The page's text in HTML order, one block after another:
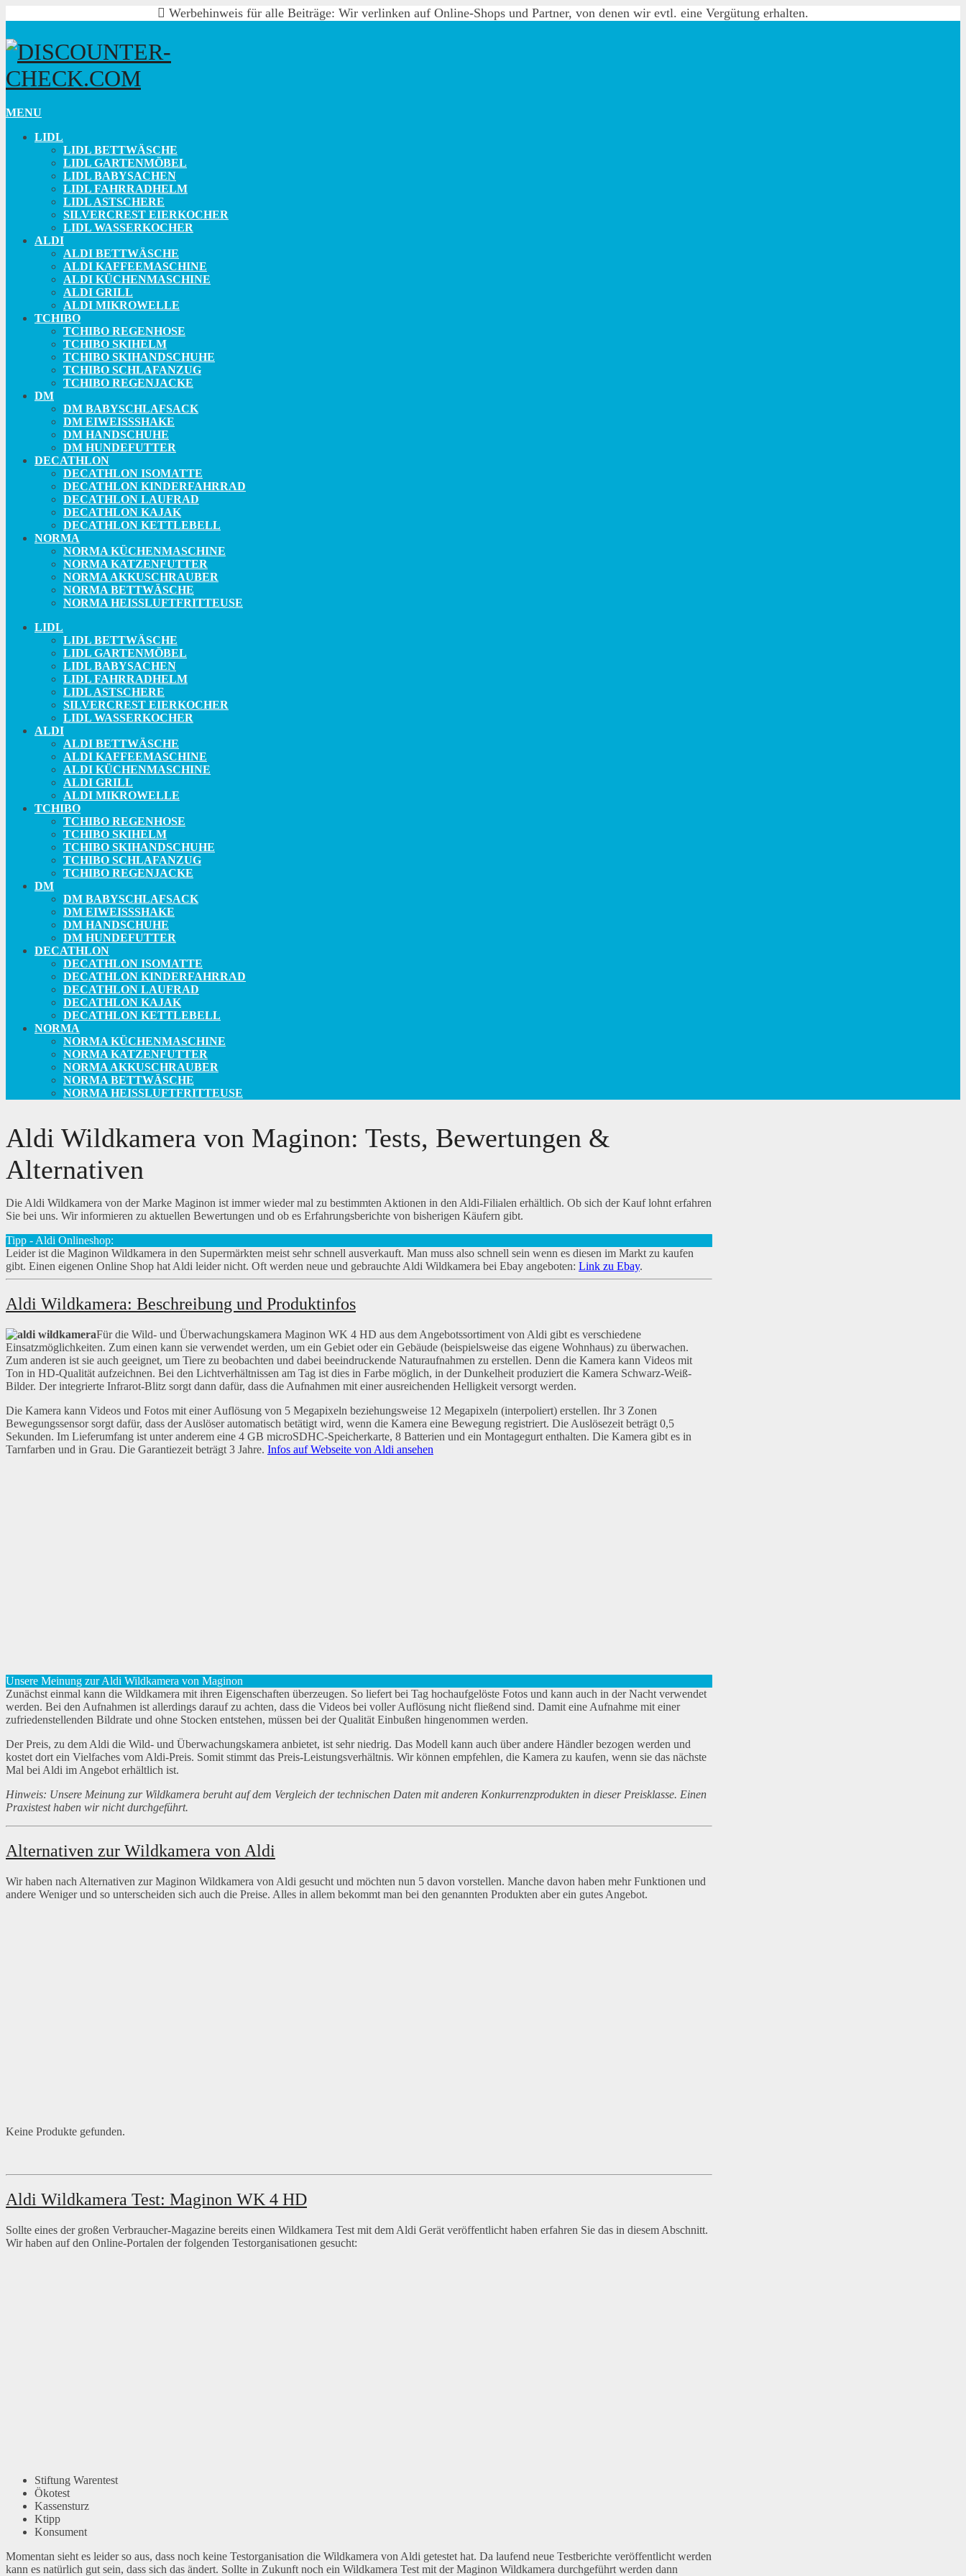
Werbehinweis für alle Beiträge: Wir verlinken auf Online-Shops und Partner, von denen wir evtl. eine Vergütung erhalten.
MENU
LIDL
LIDL BETTWÄSCHE
LIDL GARTENMÖBEL
LIDL BABYSACHEN
LIDL FAHRRADHELM
LIDL ASTSCHERE
SILVERCREST EIERKOCHER
LIDL WASSERKOCHER
ALDI
ALDI BETTWÄSCHE
ALDI KAFFEEMASCHINE
ALDI KÜCHENMASCHINE
ALDI GRILL
ALDI MIKROWELLE
TCHIBO
TCHIBO REGENHOSE
TCHIBO SKIHELM
TCHIBO SKIHANDSCHUHE
TCHIBO SCHLAFANZUG
TCHIBO REGENJACKE
DM
DM BABYSCHLAFSACK
DM EIWEISSSHAKE
DM HANDSCHUHE
DM HUNDEFUTTER
DECATHLON
DECATHLON ISOMATTE
DECATHLON KINDERFAHRRAD
DECATHLON LAUFRAD
DECATHLON KAJAK
DECATHLON KETTLEBELL
NORMA
NORMA KÜCHENMASCHINE
NORMA KATZENFUTTER
NORMA AKKUSCHRAUBER
NORMA BETTWÄSCHE
NORMA HEISSLUFTFRITTEUSE
LIDL
LIDL BETTWÄSCHE
LIDL GARTENMÖBEL
LIDL BABYSACHEN
LIDL FAHRRADHELM
LIDL ASTSCHERE
SILVERCREST EIERKOCHER
LIDL WASSERKOCHER
ALDI
ALDI BETTWÄSCHE
ALDI KAFFEEMASCHINE
ALDI KÜCHENMASCHINE
ALDI GRILL
ALDI MIKROWELLE
TCHIBO
TCHIBO REGENHOSE
TCHIBO SKIHELM
TCHIBO SKIHANDSCHUHE
TCHIBO SCHLAFANZUG
TCHIBO REGENJACKE
DM
DM BABYSCHLAFSACK
DM EIWEISSSHAKE
DM HANDSCHUHE
DM HUNDEFUTTER
DECATHLON
DECATHLON ISOMATTE
DECATHLON KINDERFAHRRAD
DECATHLON LAUFRAD
DECATHLON KAJAK
DECATHLON KETTLEBELL
NORMA
NORMA KÜCHENMASCHINE
NORMA KATZENFUTTER
NORMA AKKUSCHRAUBER
NORMA BETTWÄSCHE
NORMA HEISSLUFTFRITTEUSE
Aldi Wildkamera von Maginon: Tests, Bewertungen &
Alternativen
Die Aldi Wildkamera von der Marke Maginon ist immer wieder mal zu bestimmten Aktionen in den Aldi-Filialen erhältlich. Ob sich der Kauf lohnt erfahren
Sie bei uns. Wir informieren zu aktuellen Bewertungen und ob es Erfahrungsberichte von bisherigen Käufern gibt.
Tipp - Aldi Onlineshop:
Leider ist die Maginon Wildkamera in den Supermärkten meist sehr schnell ausverkauft. Man muss also schnell sein wenn es diesen im Markt zu kaufen
gibt. Einen eigenen Online Shop hat Aldi leider nicht. Oft werden neue und gebrauchte Aldi Wildkamera bei Ebay angeboten: Link zu Ebay.
Aldi Wildkamera: Beschreibung und Produktinfos
Für die Wild- und Überwachungskamera Maginon WK 4 HD aus dem Angebotssortiment von Aldi gibt es verschiedene
Einsatzmöglichkeiten. Zum einen kann sie verwendet werden, um ein Gebiet oder ein Gebäude (beispielsweise das eigene Wohnhaus) zu überwachen.
Zum anderen ist sie auch geeignet, um Tiere zu beobachten und dabei beeindruckende Naturaufnahmen zu erstellen. Denn die Kamera kann Videos mit
Ton in HD-Qualität aufzeichnen. Bei den Lichtverhältnissen am Tag ist dies in Farbe möglich, in der Dunkelheit produziert die Kamera Schwarz-Weiß-
Bilder. Der integrierte Infrarot-Blitz sorgt dann dafür, dass die Aufnahmen mit einer ausreichenden Helligkeit versorgt werden.
Die Kamera kann Videos und Fotos mit einer Auflösung von 5 Megapixeln beziehungsweise 12 Megapixeln (interpoliert) erstellen. Ihr 3 Zonen
Bewegungssensor sorgt dafür, dass der Auslöser automatisch betätigt wird, wenn die Kamera eine Bewegung registriert. Die Auslösezeit beträgt 0,5
Sekunden. Im Lieferumfang ist unter anderem eine 4 GB microSDHC-Speicherkarte, 8 Batterien und ein Montagegurt enthalten. Die Kamera gibt es in
Tarnfarben und in Grau. Die Garantiezeit beträgt 3 Jahre. Infos auf Webseite von Aldi ansehen
Unsere Meinung zur Aldi Wildkamera von Maginon
Zunächst einmal kann die Wildkamera mit ihren Eigenschaften überzeugen. So liefert bei Tag hochaufgelöste Fotos und kann auch in der Nacht verwendet
werden. Bei den Aufnahmen ist allerdings darauf zu achten, dass die Videos bei voller Auflösung nicht fließend sind. Damit eine Aufnahme mit einer
zufriedenstellenden Bildrate und ohne Stocken entstehen, müssen bei der Qualität Einbußen hingenommen werden.
Der Preis, zu dem Aldi die Wild- und Überwachungskamera anbietet, ist sehr niedrig. Das Modell kann auch über andere Händler bezogen werden und
kostet dort ein Vielfaches vom Aldi-Preis. Somit stimmt das Preis-Leistungsverhältnis. Wir können empfehlen, die Kamera zu kaufen, wenn sie das nächste
Mal bei Aldi im Angebot erhältlich ist.
Hinweis: Unsere Meinung zur Wildkamera beruht auf dem Vergleich der technischen Daten mit anderen Konkurrenzprodukten in dieser Preisklasse. Einen
Praxistest haben wir nicht durchgeführt.
Alternativen zur Wildkamera von Aldi
Wir haben nach Alternativen zur Maginon Wildkamera von Aldi gesucht und möchten nun 5 davon vorstellen. Manche davon haben mehr Funktionen und
andere Weniger und so unterscheiden sich auch die Preise. Alles in allem bekommt man bei den genannten Produkten aber ein gutes Angebot.
Keine Produkte gefunden.
Aldi Wildkamera Test: Maginon WK 4 HD
Sollte eines der großen Verbraucher-Magazine bereits einen Wildkamera Test mit dem Aldi Gerät veröffentlicht haben erfahren Sie das in diesem Abschnitt.
Wir haben auf den Online-Portalen der folgenden Testorganisationen gesucht:
Stiftung Warentest
Ökotest
Kassensturz
Ktipp
Konsument
Momentan sieht es leider so aus, dass noch keine Testorganisation die Wildkamera von Aldi getestet hat. Da laufend neue Testberichte veröffentlicht werden
kann es natürlich gut sein, dass sich das ändert. Sollte in Zukunft noch ein Wildkamera Test mit der Maginon Wildkamera durchgeführt werden dann